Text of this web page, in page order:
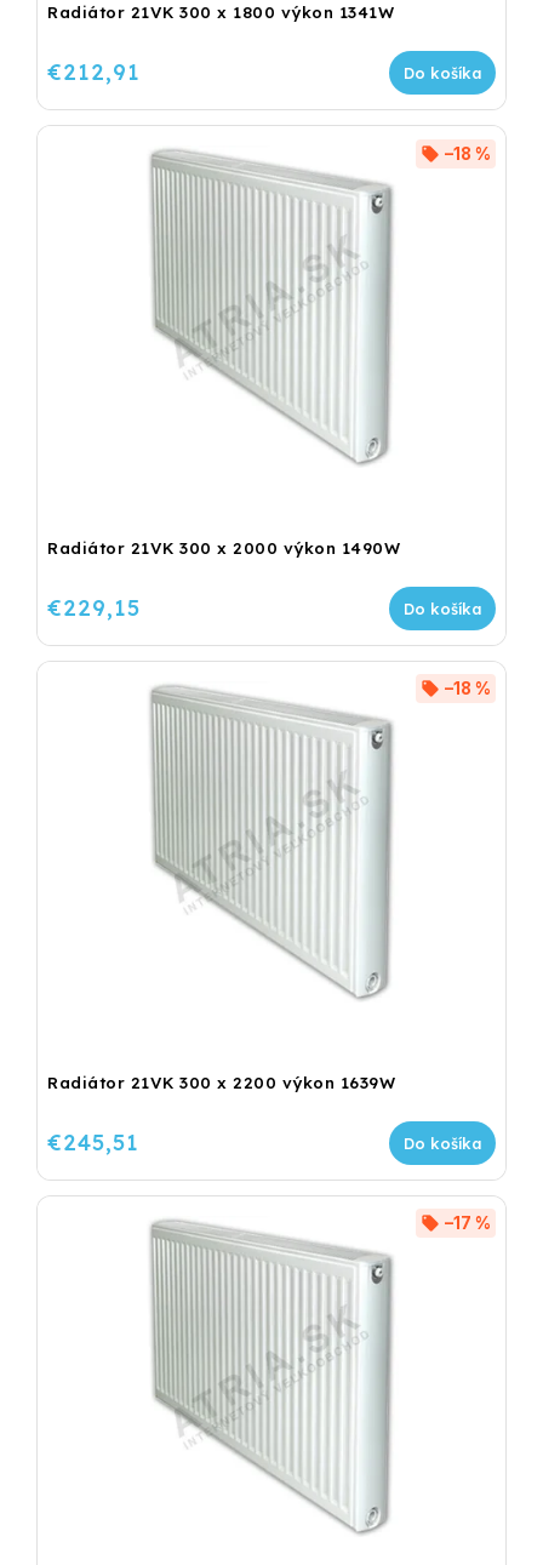
Radiátor 21VK 300 x 1800 výkon 1341W
€212,91 Do košíka
Radiátor 21VK 300 x 2000 výkon 1490W
–18 %
€229,15 Do košíka
Radiátor 21VK 300 x 2200 výkon 1639W
–18 %
€245,51 Do košíka
–17 %